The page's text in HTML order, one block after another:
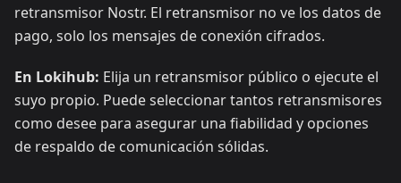
retransmisor Nostr. El retransmisor no ve los datos de
pago, solo los mensajes de conexión cifrados.
En Lokihub: Elija un retransmisor público o ejecute el
suyo propio. Puede seleccionar tantos retransmisores
como desee para asegurar una fiabilidad y opciones
de respaldo de comunicación sólidas.